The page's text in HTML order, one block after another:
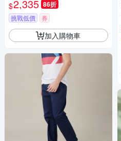
$2,335 86折
挑戰低價 券
加入購物車